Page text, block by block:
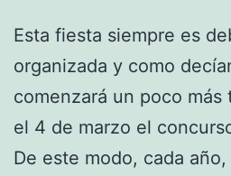
Esta fiesta siempre es
organizada y como
comenzará un poco más
el 4 de marzo el
De este modo, cada